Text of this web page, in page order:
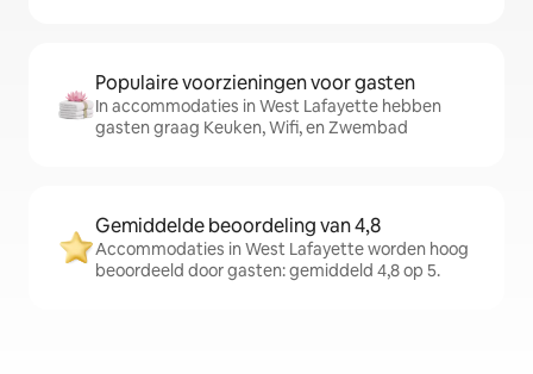
Populaire voorzieningen voor gasten
In accommodaties in West Lafayette hebben
gasten graag Keuken, Wifi, en Zwembad
Gemiddelde beoordeling van 4,8
Accommodaties in West Lafayette worden hoog
beoordeeld door gasten: gemiddeld 4,8 op 5.